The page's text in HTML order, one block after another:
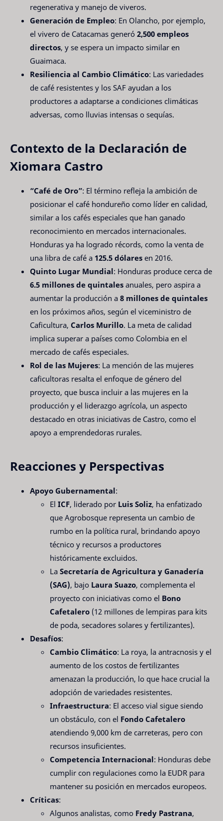
regenerativa y manejo de viveros.
Generación de Empleo: En Olancho, por ejemplo,
el vivero de Catacamas generó 2,500 empleos
directos, y se espera un impacto similar en
Guaimaca.
Resiliencia al Cambio Climático: Las variedades
de café resistentes y los SAF ayudan a los
productores a adaptarse a condiciones climáticas
adversas, como lluvias intensas o sequías.
Contexto de la Declaración de
Xiomara Castro
“Café de Oro”: El término refleja la ambición de
posicionar el café hondureño como líder en calidad,
similar a los cafés especiales que han ganado
reconocimiento en mercados internacionales.
Honduras ya ha logrado récords, como la venta de
una libra de café a 125.5 dólares en 2016.
Quinto Lugar Mundial: Honduras produce cerca de
6.5 millones de quintales anuales, pero aspira a
aumentar la producción a 8 millones de quintales
en los próximos años, según el viceministro de
Caficultura, Carlos Murillo. La meta de calidad
implica superar a países como Colombia en el
mercado de cafés especiales.
Rol de las Mujeres: La mención de las mujeres
caficultoras resalta el enfoque de género del
proyecto, que busca incluir a las mujeres en la
producción y el liderazgo agrícola, un aspecto
destacado en otras iniciativas de Castro, como el
apoyo a emprendedoras rurales.
Reacciones y Perspectivas
Apoyo Gubernamental:
El ICF, liderado por Luis Soliz, ha enfatizado
que Agrobosque representa un cambio de
rumbo en la política rural, brindando apoyo
técnico y recursos a productores
históricamente excluidos.
La Secretaría de Agricultura y Ganadería
(SAG), bajo Laura Suazo, complementa el
proyecto con iniciativas como el Bono
Cafetalero (12 millones de lempiras para kits
de poda, secadores solares y fertilizantes).
Desafíos:
Cambio Climático: La roya, la antracnosis y el
aumento de los costos de fertilizantes
amenazan la producción, lo que hace crucial la
adopción de variedades resistentes.
Infraestructura: El acceso vial sigue siendo
un obstáculo, con el Fondo Cafetalero
atendiendo 9,000 km de carreteras, pero con
recursos insuficientes.
Competencia Internacional: Honduras debe
cumplir con regulaciones como la EUDR para
mantener su posición en mercados europeos.
Críticas:
Algunos analistas, como Fredy Pastrana,